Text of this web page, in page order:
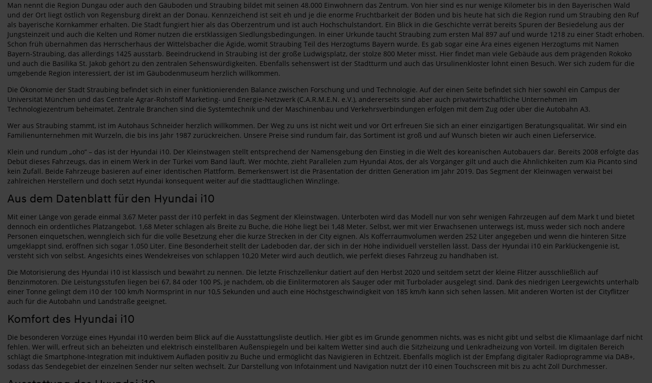
Man nennt die Region Dungau oder auch den Gäuboden und Straubing bildet mit seinen 48.000 Einwohnern das Zentrum. Von hier sind es nur wenige Kilometer bis in den Bayerischen Wald
und der Ort liegt östlich von Regensburg direkt an der Donau. Kennzeichend ist seit eh und je die enorme Fruchtbarkeit der Böden und bis heute hat sich die Region rund um Straubing den Ruf
als bayerische Kornkammer erhalten. Die Stadt fungiert hier als das Oberzentrum und ist auch Hochschulstandort. Ein Blick in die Geschichte verrät bereits Spuren der Besiedelung aus der
Jungsteinzeit und auch die Kelten und Römer nutzen die erstklassigen Siedlungsbedingungen. In einer Urkunde taucht Straubing zum ersten Mal 897 auf und wurde 1218 zu einer Stadt erhoben.
Schon früh übernahmen das Herrscherhaus der Wittelsbacher die Ägide, womit Straubing Teil des Herzogtums Bayern wurde. Es gab sogar eine Ära eines eigenen Herzogtums mit Namen
Bayern-Straubing, das allerdings 1425 ausstarb. Beeindruckend in Straubing ist der große Ludwigsplatz, der stolze 800 Meter misst. Hier findet man viele Gebäude aus dem prägenden Rokoko
und auch die Basilika St. Jakob gehört zu den zentralen Sehenswürdigkeiten. Ebenfalls sehenswert ist der Stadtturm und auch das Ursulinenkloster lohnt einen Besuch. Wer sich zudem für die
umgebende Region interessiert, der ist im Gäubodenmuseum herzlich willkommen.
Die Ökonomie der Stadt Straubing befindet sich in einer funktionierenden Balance zwischen Forschung und und Technologie. Auf der einen Seite befindet sich hier sowohl ein Campus der
Universität München und das Centrale Agrar-Rohstoff Marketing- und Energie-Netzwerk (C.A.R.M.E.N. e.V.), andererseits sind aber auch privatwirtschaftliche Unternehmen im
Technologiezentrum beheimatet. Zentrale Branchen sind die Systemtechnik und der Maschinenbau und Verkehrsverbindungen erfolgen mit dem Zug oder über die Autobahn A3.
Wer aus Straubing stammt, ist im Autohaus Schneider herzlich willkommen. Der Weg zu uns ist nicht weit und vor Ort erfreuen Sie sich an einer einzigartigen Beratungsqualität. Wir sind ein
Familienunternehmen mit Wurzeln, die bis ins Jahr 1987 zurückreichen. Unsere Preise sind rundum fair, das Sortiment ist groß und auf Wunsch bieten wir auch einen Lieferservice.
Klein und rundum „oho“ – das ist der Hyundai i10. Der Kleinstwagen stellt entsprechend der Namensgebung den Einstieg in die Welt des koreanischen Autobauers dar. Bereits 2008 erfolgte das
Debüt dieses Fahrzeugs, das in einem Werk in der Türkei vom Band läuft. Wer möchte, zieht Parallelen zum Hyundai Atos, der als Vorgänger gilt und auch die Ähnlichkeiten zum Kia Picanto sind
kein Zufall. Beide Fahrzeuge basieren auf einer identischen Plattform. Bemerkenswert ist die Präsentation der dritten Generation im Jahr 2019. Das Segment der Kleinwagen verwaist bei
zahlreichen Herstellern und doch setzt Hyundai konsequent weiter auf die stadttauglichen Winzlinge.
Aus dem Datenblatt für den Hyundai i10
Mit einer Länge von gerade einmal 3,67 Meter passt der i10 perfekt in das Segment der Kleinstwagen. Unterboten wird das Modell nur von sehr wenigen Fahrzeugen auf dem Mark t und bietet
dennoch ein ordentliches Platzangebot. 1,68 Meter schlagen als Breite zu Buche, die Höhe liegt bei 1,48 Meter. Selbst, wer mit vier Erwachsenen unterwegs ist, muss weder sich noch andere
Personen einquetschen, wenngleich sich für die volle Besetzung eher die kurze Strecken in der City eignen. Als Kofferraumvolumen werden 252 Liter angegeben und wenn die hinteren Sitze
umgeklappt sind, eröffnen sich sogar 1.050 Liter. Eine Besonderheit stellt der Ladeboden dar, der sich in der Höhe individuell verstellen lässt. Dass der Hyundai i10 ein Parklückengenie ist,
versteht sich von selbst. Angesichts eines Wendekreises von schlappen 10,20 Meter wird auch deutlich, wie perfekt dieses Fahrzeug zu handhaben ist.
Die Motorisierung des Hyundai i10 ist klassisch und bewährt zu nennen. Die letzte Frischzellenkur datiert auf den Herbst 2020 und seitdem setzt der kleine Flitzer ausschließlich auf
Benzinmotoren. Die Leistungsstufen liegen bei 67, 84 oder 100 PS, je nachdem, ob die Einlitermotoren als Sauger oder mit Turbolader ausgelegt sind. Dank des niedrigen Leergewichts unterhalb
einer Tonne gelingt dem i10 der 100 km/h Normsprint in nur 10,5 Sekunden und auch eine Höchstgeschwindigkeit von 185 km/h kann sich sehen lassen. Mit anderen Worten ist der Cityflitzer
auch für die Autobahn und Landstraße geeignet.
Komfort des Hyundai i10
Die besonderen Vorzüge eines Hyundai i10 werden beim Blick auf die Ausstattungsliste deutlich. Hier gibt es im Grunde genommen nichts, was es nicht gibt und selbst die Klimaanlage darf nicht
fehlen. Wer will, erfreut sich an beheizten und elektrisch einstellbaren Außenspiegeln und bei kaltem Wetter sind auch die Sitzheizung und Lenkradheizung von Vorteil. Im digitalen Bereich
schlägt die Smartphone-Integration mit induktivem Aufladen positiv zu Buche und ermöglicht das Navigieren in Echtzeit. Ebenfalls möglich ist der Empfang digitaler Radioprogramme via DAB+,
sodass das Sendegebiet der einzelnen Sender nur selten wechselt. Zur Darstellung von Infotainment und Navigation nutzt der i10 einen Touchscreen mit bis zu acht Zoll Durchmesser.